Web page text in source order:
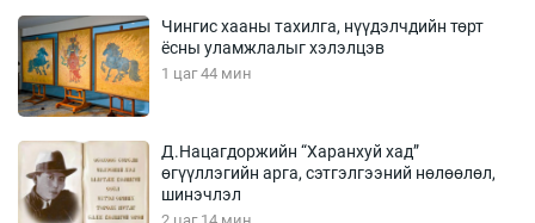
Чингис хааны тахилга, нүүдэлчдийн төрт
ёсны уламжлалыг хэлэлцэв
1 цаг 44 мин
Д.Нацагдоржийн “Харанхуй хад”
өгүүллэгийн арга, сэтгэлгээний нөлөөлөл,
шинэчлэл